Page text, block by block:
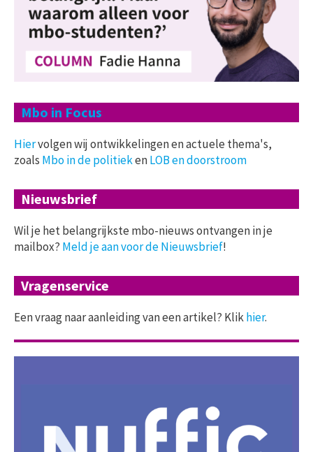
Mbo in Focus
Hiervolgen wij ontwikkelingen en actuele thema's,
zoals Mbo in de politiekenLOB en doorstroom
Nieuwsbrief
Wil je het belangrijkste mbo-nieuws ontvangen in je
mailbox? Meld je aan voor de Nieuwsbrief!
Vragenservice
Een vraag naar aanleiding van een artikel? Klikhier.